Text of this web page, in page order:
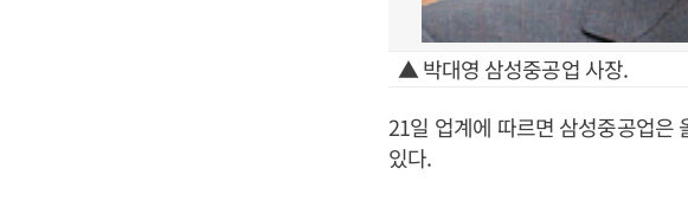
▲ 박대영 삼성중공업 사장.
21일 업계에 따르면 삼성중공업은
있다.